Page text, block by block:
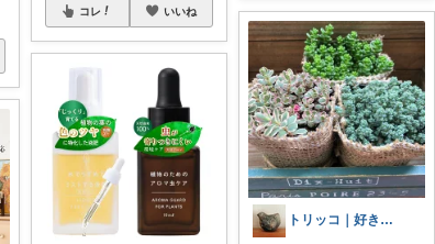
コレ いいね
トリッコ｜好きな雑貨・インテリア